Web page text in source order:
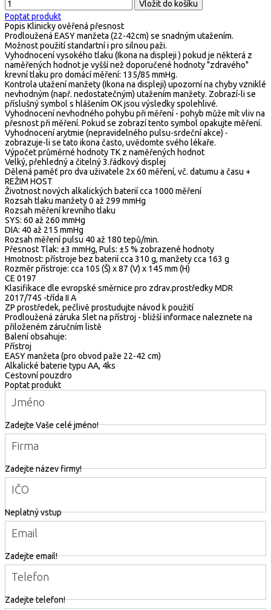
Poptat produkt
Popis Klinicky ověřená přesnost
Prodloužená EASY manžeta (22-42cm) se snadným utažením.
Možnost použití standartní i pro silnou paži.
Vyhodnocení vysokého tlaku (Ikona na displeji ) pokud je některá z
naměřených hodnot je vyšší než doporučené hodnoty "zdravého"
krevní tlaku pro domácí měření: 135/85 mmHg.
Kontrola utažení manžety (Ikona na displeji) upozorní na chyby vzniklé
nevhodným (např. nedostatečným) utažením manžety. Zobrazí-li se
příslušný symbol s hlášením OK jsou výsledky spolehlivé.
Vyhodnocení nevhodného pohybu při měření - pohyb může mít vliv na
přesnost při měření. Pokud se zobrazí tento symbol opakujte měření.
Vyhodnocení arytmie (nepravidelného pulsu-srdeční akce) -
zobrazuje-li se tato ikona často, uvědomte svého lékaře.
Výpočet průměrné hodnoty TK z naměřených hodnot
Velký, přehledný a čitelný 3.řádkový displej
Dělená paměť pro dva uživatele 2x 60 měření, vč. datumu a času +
REŽIM HOST
Životnost nových alkalických baterií cca 1000 měření
Rozsah tlaku manžety 0 až 299 mmHg
Rozsah měření krevního tlaku
SYS: 60 až 260 mmHg
DIA: 40 až 215 mmHg
Rozsah měření pulsu 40 až 180 tepů/min.
Přesnost Tlak: ±3 mmHg, Puls: ±5 % zobrazené hodnoty
Hmotnost: přístroje bez baterií cca 310 g, manžety cca 163 g
Rozměr přístroje: cca 105 (Š) x 87 (V) x 145 mm (H)
CE 0197
Klasifikace dle evropské směrnice pro zdrav.prostředky MDR
2017/745 -třída II A
ZP prostředek, pečlivě prostudujte návod k použití
Prodloužená záruka 5let na přístroj - bližší informace naleznete na
přiloženém záručním listě
Balení obsahuje:
Přístroj
EASY manžeta (pro obvod paže 22-42 cm)
Alkalické baterie typu AA, 4ks
Cestovní pouzdro
Poptat produkt
Jméno
Zadejte Vaše celé jméno!
Firma
Zadejte název firmy!
IČO
Neplatný vstup
Email
Zadejte email!
Telefon
Zadejte telefon!